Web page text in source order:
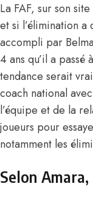
La FAF, sur son
et si l’élimination
accompli par
4 ans qu’il a passé
tendance serait
coach national
l’équipe et de la
joueurs pour
notamment les
Selon